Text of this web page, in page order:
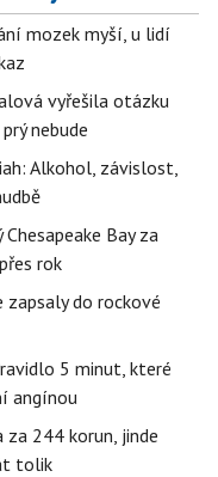
mozek myší, u lidí
vyřešila otázku
nebude
Alkohol, závislost,
Bay za
rok
zapsaly do rockové
5 minut, které
angínou
244 korun, jinde
tolik